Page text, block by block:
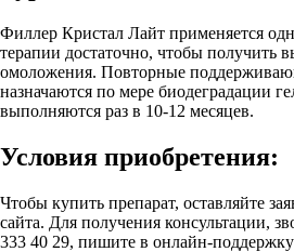
Филлер Кристал Лайт применяется
терапии достаточно, чтобы получить
омоложения. Повторные
назначаются по мере биодеградации
выполняются раз в 10-12 месяцев.
Условия приобретения:
Чтобы купить препарат, оставляйте
сайта. Для получения консультации,
333 40 29, пишите в онлайн-